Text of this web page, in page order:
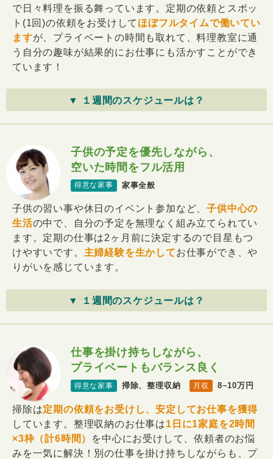
で日々料理を振る舞っています。定期の依頼とスポッ
ト(1回)の依頼をお受けして ほぼフルタイムで働いてい
ますが、プライベートの時間も取れて、料理教室に通
う自分の趣味が結果的にお仕事にも活かすことができ
ています！
▼ １週間のスケジュールは？
子供の予定を優先しながら、
空いた時間をフル活用
得意な家事 家事全般
子供の習い事や休日のイベント参加など、子供中心の
生活の中で、自分の予定を無理なく組み立てられてい
ます。定期の仕事は2ヶ月前に決定するので目星もつ
けやすいです。 主婦経験を生かしてお仕事ができ、や
りがいを感じています。
▼ １週間のスケジュールは？
仕事を掛け持ちしながら、
プライベートもバランス良く
得意な家事 掃除、整理収納 月収 8~10万円
掃除は定期の依頼をお受けし、安定してお仕事を獲得
しています。整理収納のお仕事は1日に1家庭を2時間
×3枠（計6時間）
を中心にお受けして、依頼者のお悩
みを一気に解決！別の仕事を掛け持ちしながらも、プ